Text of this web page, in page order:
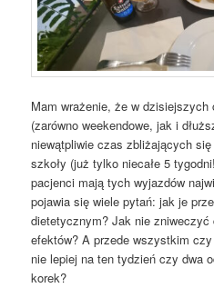
Mam wrażenie, że w
(zarówno weekendowe, jak i
niewątpliwie czas zbliżających
szkoły (już tylko niecałe 5
pacjenci mają tych wyjazdów
pojawia się wiele pytań: jak je
dietetycznym? Jak nie
efektów? A przede wszystkim
nie lepiej na ten tydzień czy dwa
korek?